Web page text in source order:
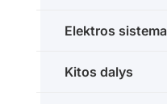
Elektros sistema
Kitos dalys